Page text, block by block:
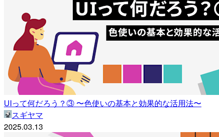
UIって何だろう？③ 〜色使いの基本と効果的な活用法〜
スギヤマ
2025.03.13